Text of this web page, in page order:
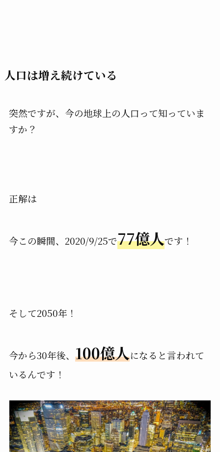
人口は増え続けている
突然ですが、今の地球上の人口って知っていま
すか？
正解は
今この瞬間、2020/9/25で77億人です！
そして2050年！
今から30年後、 100億人になると言われて
いるんです！